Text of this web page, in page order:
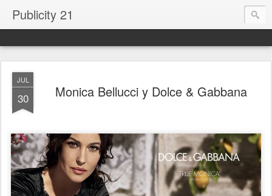
Publicity 21
JUL
30 Monica Bellucci y Dolce & Gabbana